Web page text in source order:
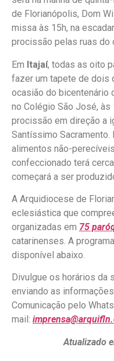
de Florianópolis, Dom
missa às 15h, na
procissão pelas ruas do
Em Itajaí, todas as oito
fazer um tapete de dois
ocasião do bicentenário
no Colégio São José, às
procissão em direção a
Santíssimo Sacramento.
alimentos não-
confeccionado terá
começará a ser
A Arquidiocese de
eclesiástica que
organizadas em 75
catarinenses. A
disponível abaixo.
Divulgue os horários da
enviando as
Comunicação pelo
mail:
Atualizado